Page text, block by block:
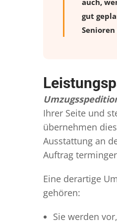
auch,
gut
Ihrer Seite und
übernehmen
Ausstattung an
Auftrag
Eine derartige
gehören:
Sie werden